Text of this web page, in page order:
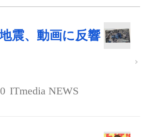
震、動画に反響
ITmedia NEWS